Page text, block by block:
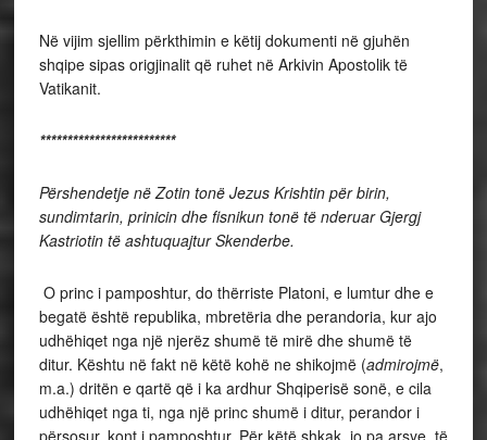
Në vijim sjellim përkthimin e këtij dokumenti në gjuhën
shqipe sipas origjinalit që ruhet në Arkivin Apostolik të
Vatikanit.
*************************
Përshendetje në Zotin tonë Jezus Krishtin për birin,
sundimtarin, prinicin dhe fisnikun tonë të nderuar Gjergj
Kastriotin të ashtuquajtur Skenderbe.
O princ i pamposhtur, do thërriste Platoni, e lumtur dhe e
begatë është republika, mbretëria dhe perandoria, kur ajo
udhëhiqet nga një njerëz shumë të mirë dhe shumë të
ditur. Kështu në fakt në këtë kohë ne shikojmë (admirojmë,
m.a.) dritën e qartë që i ka ardhur Shqiperisë sonë, e cila
udhëhiqet nga ti, nga një princ shumë i ditur, perandor i
përsosur, kont i pamposhtur. Për këtë shkak, jo pa arsye, të